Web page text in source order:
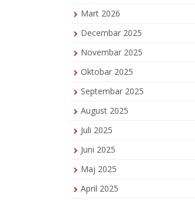
Mart 2026
Decembar 2025
Novembar 2025
Oktobar 2025
Septembar 2025
August 2025
Juli 2025
Juni 2025
Maj 2025
April 2025